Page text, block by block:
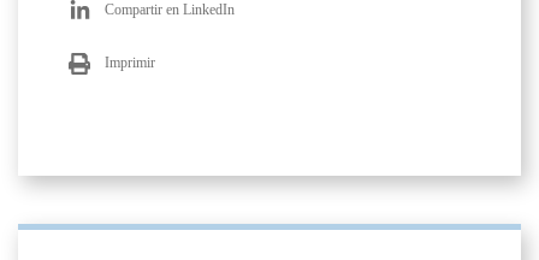
Compartir en LinkedIn
Imprimir